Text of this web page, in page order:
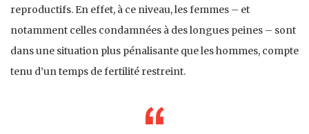
reproductifs. En effet, à ce niveau, les femmes – et
notamment celles condamnées à des longues peines – sont
dans une situation plus pénalisante que les hommes, compte
tenu d’un temps de fertilité restreint.